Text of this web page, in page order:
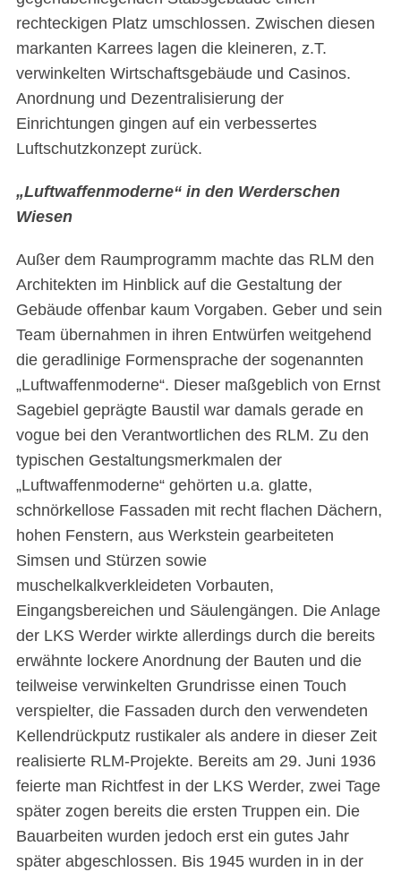
rechteckigen Platz umschlossen. Zwischen diesen
markanten Karrees lagen die kleineren, z.T.
verwinkelten Wirtschaftsgebäude und Casinos.
Anordnung und Dezentralisierung der
Einrichtungen gingen auf ein verbessertes
Luftschutzkonzept zurück.
„Luftwaffenmoderne“ in den Werderschen
Wiesen
Außer dem Raumprogramm machte das RLM den
Architekten im Hinblick auf die Gestaltung der
Gebäude offenbar kaum Vorgaben. Geber und sein
Team übernahmen in ihren Entwürfen weitgehend
die geradlinige Formensprache der sogenannten
„Luftwaffenmoderne“. Dieser maßgeblich von Ernst
Sagebiel geprägte Baustil war damals gerade en
vogue bei den Verantwortlichen des RLM. Zu den
typischen Gestaltungsmerkmalen der
„Luftwaffenmoderne“ gehörten u.a. glatte,
schnörkellose Fassaden mit recht flachen Dächern,
hohen Fenstern, aus Werkstein gearbeiteten
Simsen und Stürzen sowie
muschelkalkverkleideten Vorbauten,
Eingangsbereichen und Säulengängen. Die Anlage
der LKS Werder wirkte allerdings durch die bereits
erwähnte lockere Anordnung der Bauten und die
teilweise verwinkelten Grundrisse einen Touch
verspielter, die Fassaden durch den verwendeten
Kellendrückputz rustikaler als andere in dieser Zeit
realisierte RLM-Projekte. Bereits am 29. Juni 1936
feierte man Richtfest in der LKS Werder, zwei Tage
später zogen bereits die ersten Truppen ein. Die
Bauarbeiten wurden jedoch erst ein gutes Jahr
später abgeschlossen. Bis 1945 wurden in in der